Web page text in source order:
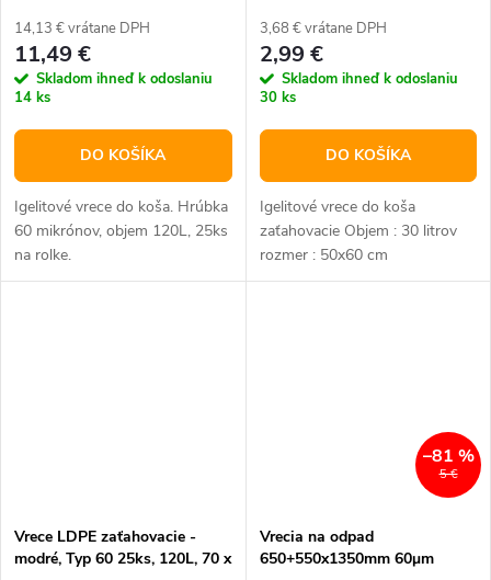
14,13 € vrátane DPH
11,49 €
Skladom ihneď k odoslaniu
14 ks
DO KOŠÍKA
Igelitové vrece do koša. Hrúbka
60 mikrónov, objem 120L, 25ks
na rolke.
3,68 € vrátane DPH
2,99 €
Skladom ihneď k odoslaniu
30 ks
DO KOŠÍKA
Igelitové vrece do koša
zaťahovacie Objem : 30 litrov
rozmer : 50x60 cm
Vrece LDPE zaťahovacie -
modré, Typ 60 25ks, 120L, 70 x
5 €
–81 %
Vrecia na odpad
650+550x1350mm 60μm